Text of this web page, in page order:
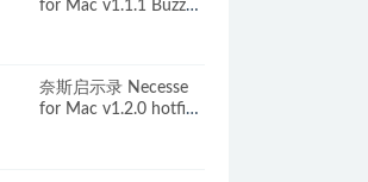
for Mac v1.1.1 Buzz
奈斯启示录 Necesse
for Mac v1.2.0 hotfix